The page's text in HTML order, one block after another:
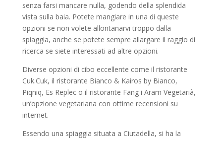
senza farsi mancare nulla, godendo della splendida
vista sulla baia. Potete mangiare in una di queste
opzioni se non volete allontanarvi troppo dalla
spiaggia, anche se potete sempre allargare il raggio di
ricerca se siete interessati ad altre opzioni.
Diverse opzioni di cibo eccellente come il ristorante
Cuk.Cuk, il ristorante Bianco & Kairos by Bianco,
Piqniq, Es Replec o il ristorante Fang i Aram Vegetarià,
un’opzione vegetariana con ottime recensioni su
internet.
Essendo una spiaggia situata a Ciutadella, si ha la